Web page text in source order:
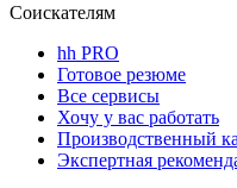
Соискателям
hh PRO
Готовое резюме
Все сервисы
Хочу у вас работать
Производственный
Экспертная